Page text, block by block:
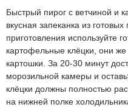
Быстрый пирог с ветчиной и
вкусная запеканка из
приготовления используйте
картофельные клёцки, они
картошки. За 20-30 минут
морозильной камеры и
клёцки должны полностью
на нижней полке